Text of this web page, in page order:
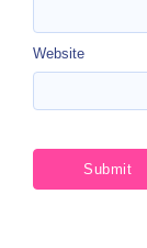
Website